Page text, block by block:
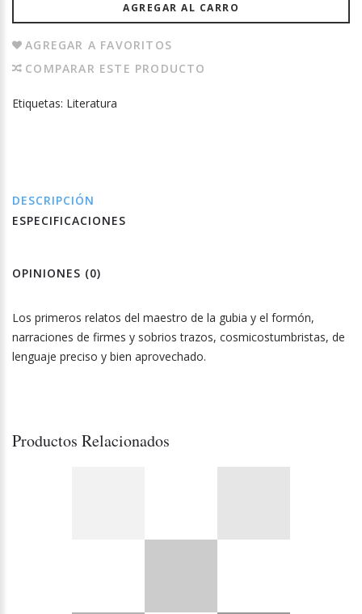
AGREGAR AL CARRO
AGREGAR A FAVORITOS
COMPARAR ESTE PRODUCTO
Etiquetas: Literatura
DESCRIPCIÓN
ESPECIFICACIONES
OPINIONES (0)
Los primeros relatos del maestro de la gubia y el formón,
narraciones de firmes y sobrios trazos, cosmicostumbristas, de
lenguaje preciso y bien aprovechado.
Productos Relacionados